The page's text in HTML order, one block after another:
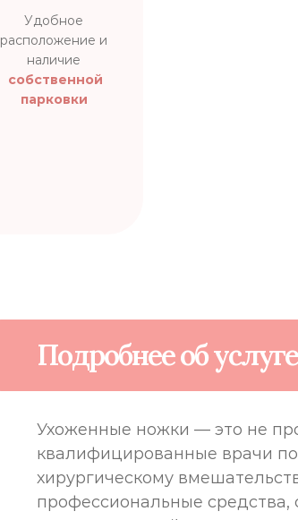
Удобное
расположение и
наличие
собственной
парковки
Подробнее об услуге
Ухоженные ножки — это не
квалифицированные врачи
хирургическому
профессиональные